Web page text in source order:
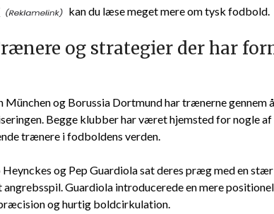
kan du læse meget mere om tysk fodbold.
og strategier der har
og Borussia Dortmund har trænerne gennem
Begge klubber har været hjemsted for nogle af
trænere i fodboldens verden.
Heynckes og Pep Guardiola sat deres præg med en
Guardiola introducerede en mere
og hurtig boldcirkulation.